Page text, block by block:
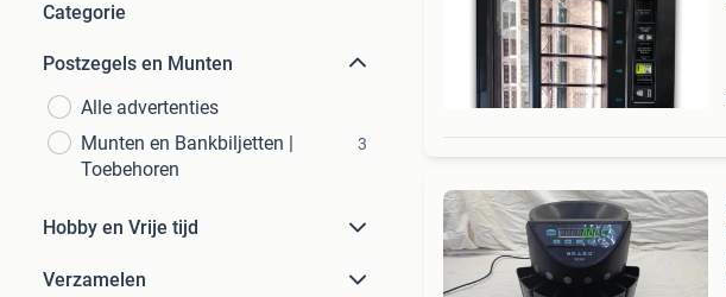
Categorie
Postzegels en Munten
Alle advertenties
Munten en Bankbiljetten |
Toebehoren
3
Hobby en Vrije tijd
Verzamelen